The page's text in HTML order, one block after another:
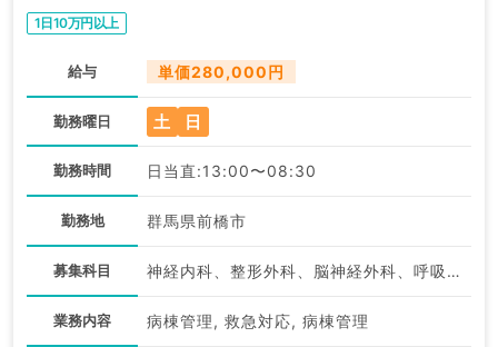
1日10万円以上
給与 単価280,000円
勤務曜日 土 日
勤務時間 日当直:13:00〜08:30
勤務地 群馬県前橋市
募集科目 神経内科、整形外科、脳神経外科、呼吸器外科、心臓血管外科、泌尿器科、一般内科、呼吸器内科、消化器内科、内分泌・代謝内科、腎臓内科、老年内科、外科系全般、一般外科、消化器外科
業務内容 病棟管理, 救急対応, 病棟管理